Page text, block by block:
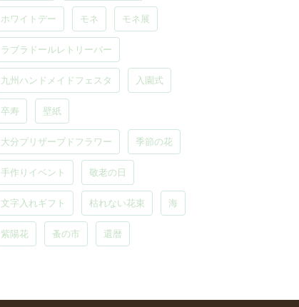
ホワイトデー モネ モネ展
ラブラドールレトリーバー
九州ハンドメイドフェスタ 入園式
卒寿 壁紙
大分プリザーブドフラワー 季節の花
手作りイベント 敬老の日
文字入れギフト 枯れない花束 海
紫陽花 蚤の市 還暦